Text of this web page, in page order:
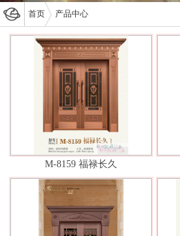
首页 产品中心
M-8159 福禄长久